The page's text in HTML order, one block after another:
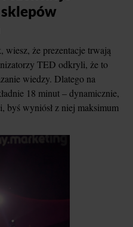
wiesz, że prezentacje trwają
TED odkryli, że to
wiedzy. Dlatego na
18 minut – dynamicznie,
byś wyniósł z niej maksimum